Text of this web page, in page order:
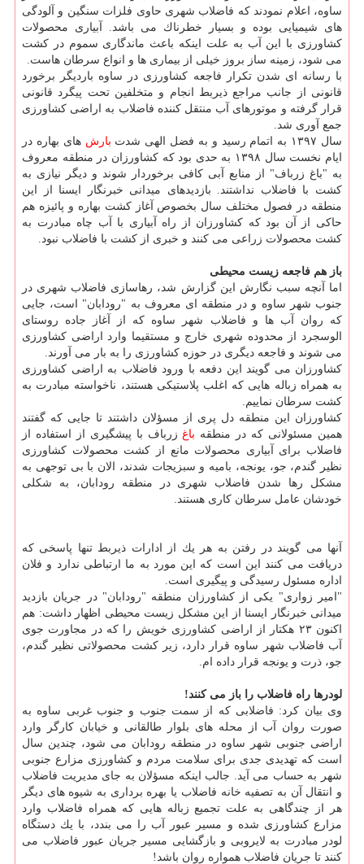
ساوه، اعلام نمودند كه فاضلاب شهری حاوی فلزات سنگین و آلودگی
های شیمیایی بوده و بسیار خطرناك می باشد. آبیاری محصولات
كشاورزی با این آب به علت اینكه باعث ماندگاری سموم در كشت
می شود، زمینه ساز بروز خیلی از بیماری ها و انواع سرطان هاست.
با رسانه ای شدن تكرار فاجعه كشاورزی در ساوه باردیگر برخورد
قانونی از جانب مراجع ذیربط انجام و متخلفین تحت پیگرد قانونی
قرار گرفته و موتورهای آب منتقل كننده فاضلاب به اراضی كشاورزی
جمع آوری شد.
سال ۱۳۹۷ به اتمام رسید و به فضل الهی شدت
بارش های بهاره در
ایام نخست سال ۱۳۹۸ به حدی بود كه كشاورزان در منطقه معروف
به "باغ زرباف" از منابع آبی كافی برخوردار شوند و دیگر نیازی به
كشت با فاضلاب نداشتند. بازدیدهای میدانی خبرنگار ایسنا از این
منطقه در فصول مختلف سال بخصوص آغاز كشت بهاره و پائیزه هم
حاكی از آن بود كه كشاورزان از راه آبیاری با آب چاه مبادرت به
كشت محصولات زراعی می كنند و خبری از كشت با فاضلاب نبود.
باز هم فاجعه زیست محیطی
اما آنچه سبب نگارش این گزارش شد، رهاسازی فاضلاب شهری در
جنوب شهر ساوه و در منطقه ای معروف به "رودابان" است، جایی
كه روان آب ها و فاضلاب شهر ساوه كه از آغاز جاده روستای
الوسجرد از محدوده شهری خارج و مستقیما وارد اراضی كشاورزی
می شوند و فاجعه دیگری در حوزه كشاورزی را به بار می آورند.
كشاورزان می گویند این دفعه با ورود فاضلاب به اراضی كشاورزی
به همراه زباله هایی كه اغلب پلاستیكی هستند، ناخواسته مبادرت به
كشت سرطان نماییم.
كشاورزان این منطقه دل پری از مسؤلان داشتند تا جایی كه گفتند
همین مسئولانی كه در منطقه باغ زرباف با پیشگیری از استفاده از
فاضلاب برای آبیاری محصولات مانع از كشت محصولات كشاورزی
نظیر گندم، جو، یونجه، بامیه و سبزیجات شدند، الان با بی توجهی به
مشكل رها شدن فاضلاب شهری در منطقه رودابان، به شكلی
خودشان عامل سرطان كاری هستند.
آنها می گویند در رفتن به هر یك از ادارات ذیربط تنها پاسخی كه
دریافت می كنند این است كه این مورد به ما ارتباطی ندارد و فلان
اداره مسئول رسیدگی و پیگیری است.
"امیر زواری" یكی از كشاورزان منطقه "رودابان" در جریان بازدید
میدانی خبرنگار ایسنا از این مشكل زیست محیطی اظهار داشت: هم
اكنون ۲۳ هكتار از اراضی كشاورزی خویش را كه در مجاورت جوی
آب فاضلاب شهر ساوه قرار دارد، زیر كشت محصولاتی نظیر گندم،
جو، ذرت و یونجه قرار داده ام.
لودرها راه فاضلاب را باز می كنند!
وی بیان كرد: فاضلابی كه از سمت جنوب و جنوب غربی ساوه به
صورت روان آب از محله های بلوار طالقانی و خیابان كارگر وارد
اراضی جنوبی شهر ساوه در منطقه رودابان می شود، چندین سال
است كه تهدیدی جدی برای سلامت مردم و كشاورزی مزارع جنوبی
شهر به حساب می آید. جالب اینكه مسؤلان به جای مدیریت فاضلاب
و انتقال آن به تصفیه خانه فاضلاب یا بهره برداری به شیوه های دیگر
هر از چندگاهی به علت تجمیع زباله هایی كه همراه فاضلاب وارد
مزارع كشاورزی شده و مسیر عبور آب را می بندد، با یك دستگاه
لودر مبادرت به لایروبی و بازگشایی مسیر جریان عبور فاضلاب می
كنند تا جریان فاضلاب همواره روان باشد!